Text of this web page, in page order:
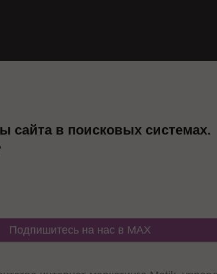
сайта в поисковых системах.
Подпишитесь на нас в MAX